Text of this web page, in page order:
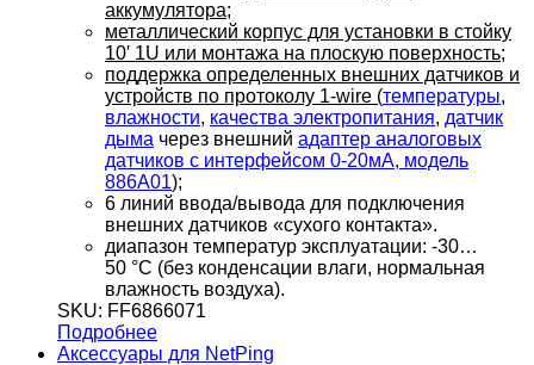
аккумулятора;
металлический корпус для установки в стойку
10′ 1U или монтажа на плоскую поверхность;
поддержка определенных внешних датчиков и
устройств по протоколу 1-wire (температуры,
влажности, качества электропитания, датчик
дыма через внешний адаптер аналоговых
датчиков с интерфейсом 0-20мА, модель
886A01);
6 линий ввода/вывода для подключения
внешних датчиков «сухого контакта».
диапазон температур эксплуатации: -30…
50 °С (без конденсации влаги, нормальная
влажность воздуха).
SKU: FF6866071
Подробнее
Аксессуары для NetPing